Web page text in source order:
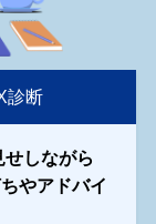
診断
しながら
やアドバイ